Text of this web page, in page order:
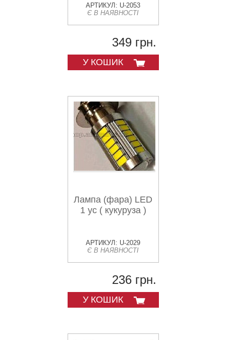
АРТИКУЛ: U-2053
Є В НАЯВНОСТІ
349 грн.
У КОШИК
Лампа (фара) LED
1 ус ( кукуруза )
АРТИКУЛ: U-2029
Є В НАЯВНОСТІ
236 грн.
У КОШИК